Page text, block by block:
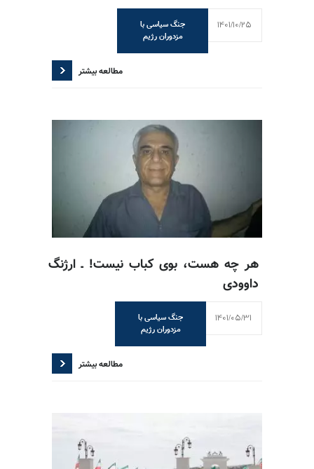
جنگ سیاسی با
مزدوران رژیم
1401/10/25
مطالعه بیشتر
هر چه هست، بوی کباب نیست! ـ ارژنگ
داوودی
جنگ سیاسی با
مزدوران رژیم
1401/05/31
مطالعه بیشتر